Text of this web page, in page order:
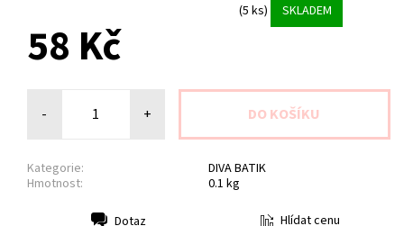
(5 ks) SKLADEM
58 Kč
- +
Kategorie:
DIVA BATIK
Hmotnost:
0.1 kg
Dotaz Hlídat cenu